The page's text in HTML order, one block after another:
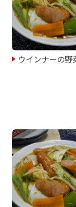
ウインナーの野